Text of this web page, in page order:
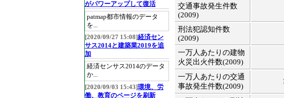
交通事故発生件数
(2009)
刑法犯認知件数
(2009)
一万人あたりの建物
火災出火件数(2009)
一万人あたりの交通
事故発生件数(2009)
がパワーアップして復活
patmap都市情報のデータ
を...
[2020/09/27 15:08]経済セン
サス2014と建築業2019を追
加
経済センサス2014のデータ
か...
[2020/09/03 15:43]環境、労
働、教育のページを刷新